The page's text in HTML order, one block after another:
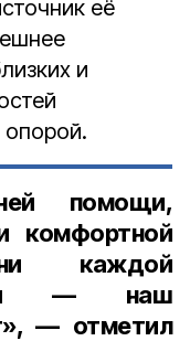
её
и
опорой.
помощи,
комфортной
каждой
— наш
— отметил